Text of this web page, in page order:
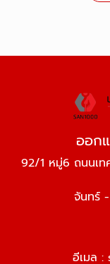
ออก
92/1 หมู่6 ถนนเท
จันทร์
อีเมล :